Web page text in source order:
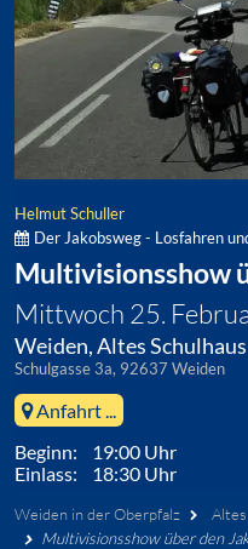
Helmut Schuller
Der Jakobsweg - Losfahren
Multivisionsshow
Mittwoch 25.
Weiden, Altes
Schulgasse 3a, 92637 Weiden
Anfahrt ...
Beginn: 19:00 Uhr
Einlass: 18:30 Uhr
Weiden in der Oberpfalz Altes
Multivisionsshow über den